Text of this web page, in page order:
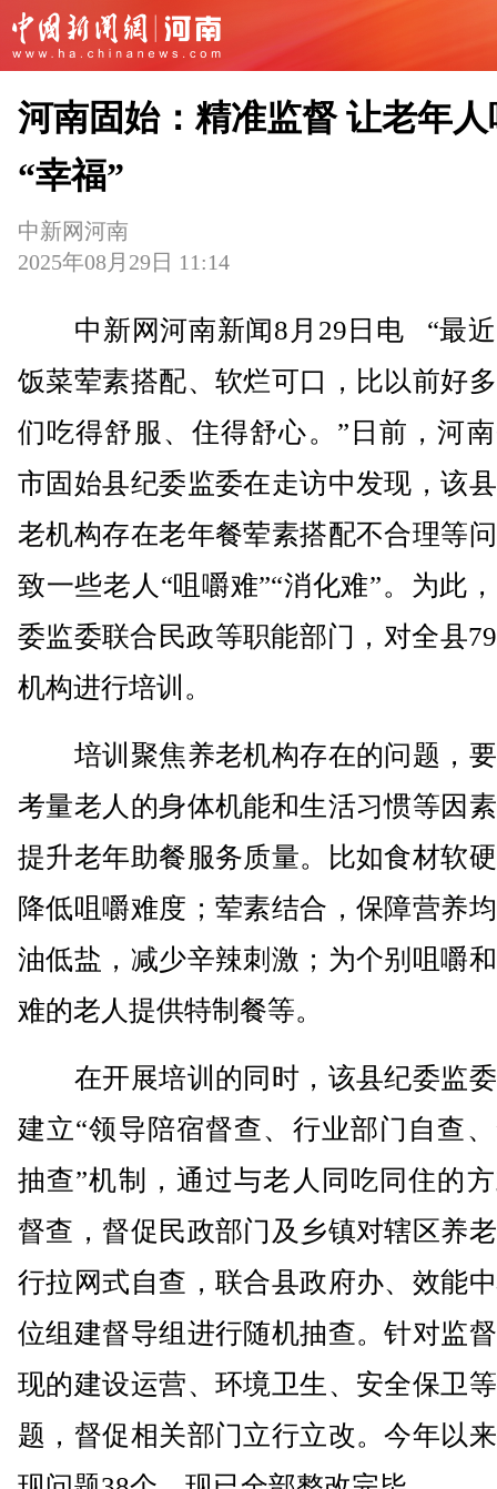
河南固始：精准监督 让老年人
“幸福”
中新网河南
2025年08月29日 11:14
中新网河南新闻8月29日电 “最近
饭菜荤素搭配、软烂可口，比以前好
们吃得舒服、住得舒心。”日前，河
市固始县纪委监委在走访中发现，该
老机构存在老年餐荤素搭配不合理等
致一些老人“咀嚼难”“消化难”。为此
委监委联合民政等职能部门，对全县
机构进行培训。
培训聚焦养老机构存在的问题，
考量老人的身体机能和生活习惯等因
提升老年助餐服务质量。比如食材软
降低咀嚼难度；荤素结合，保障营养
油低盐，减少辛辣刺激；为个别咀嚼
难的老人提供特制餐等。
在开展培训的同时，该县纪委监
建立“领导陪宿督查、行业部门自查
抽查”机制，通过与老人同吃同住的
督查，督促民政部门及乡镇对辖区养
行拉网式自查，联合县政府办、效能
位组建督导组进行随机抽查。针对监
现的建设运营、环境卫生、安全保卫
题，督促相关部门立行立改。今年以